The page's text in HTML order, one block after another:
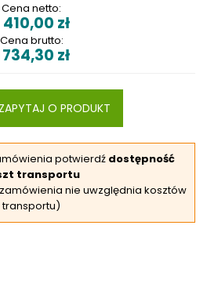
Cena netto:
410,00 zł
Cena brutto:
734,30 zł
ZAPYTAJ O PRODUKT
potwierdź dostępność
transportu
nie uwzględnia kosztów
transportu)